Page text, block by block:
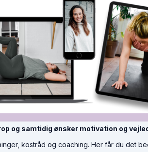
og samtidig ønsker motivation og
kostråd og coaching. Her får du det